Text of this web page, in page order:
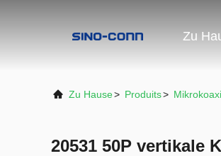
Zu
Zu Hause> Produits>
20531 50P vertikale